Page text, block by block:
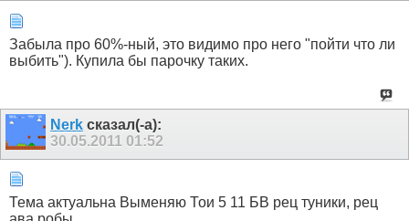
Забыла про 60%-ный, это видимо про него "пойти что ли
выбить"). Купила бы парочку таких.
Nerk сказал(-а):
30.05.2011 01:52
Тема актуальна Выменяю Тои 5 11 БВ рец туники, рец